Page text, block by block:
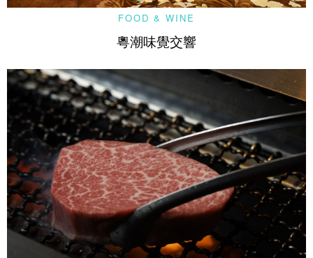
FOOD & WINE
粵潮味覺交響